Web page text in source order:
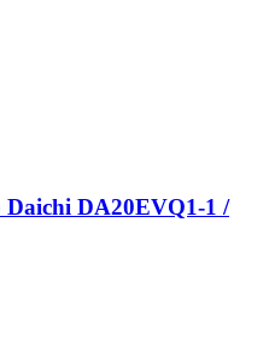
DA20EVQ1-1 /